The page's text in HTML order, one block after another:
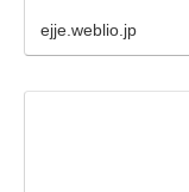
ejje.weblio.jp